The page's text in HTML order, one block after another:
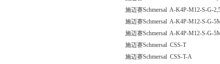
施迈赛Schmersal A-K4P-M12-S-G-
施迈赛Schmersal A-K4P-M12-S-G-
施迈赛Schmersal A-K4P-M12-S-G-
施迈赛Schmersal CSS-T
施迈赛Schmersal CSS-T-A